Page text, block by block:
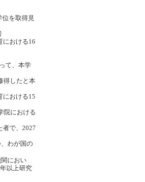
位を取得見
における16
て、本学
得したと本
における15
院における
者で、2027
わが国の
におい
以上研究